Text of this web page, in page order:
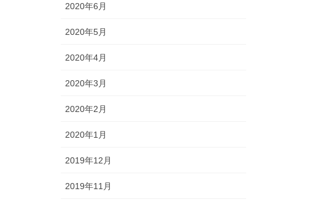
2020年6月
2020年5月
2020年4月
2020年3月
2020年2月
2020年1月
2019年12月
2019年11月